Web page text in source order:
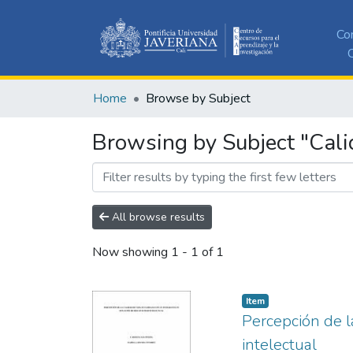
Home Browse by Subject
Browsing by Subject
All browse results
Now showing 1 - 1 of 1
Item
Percepción de
intelectual